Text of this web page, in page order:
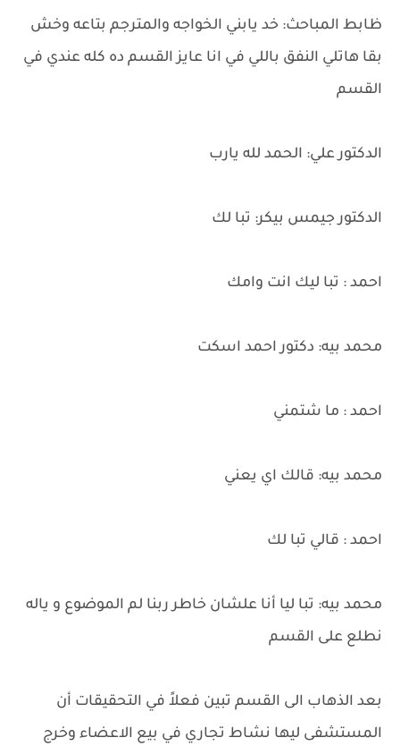
ظابط المباحث: خد يابني الخواجه والمترجم بتاعه وخش
بقا هاتلي النفق باللي في انا عايز القسم ده كله عندي في
القسم
الدكتور علي: الحمد لله يارب
الدكتور جيمس بيكر: تبا لك
احمد : تبا ليك انت وامك
محمد بيه: دكتور احمد اسكت
احمد : ما شتمني
محمد بيه: قالك اي يعني
احمد : قالي تبا لك
محمد بيه: تبا ليا أنا علشان خاطر ربنا لم الموضوع و ياله
نطلع على القسم
بعد الذهاب الى القسم تبين فعلاً في التحقيقات أن
المستشفى ليها نشاط تجاري في بيع الاعضاء وخرج